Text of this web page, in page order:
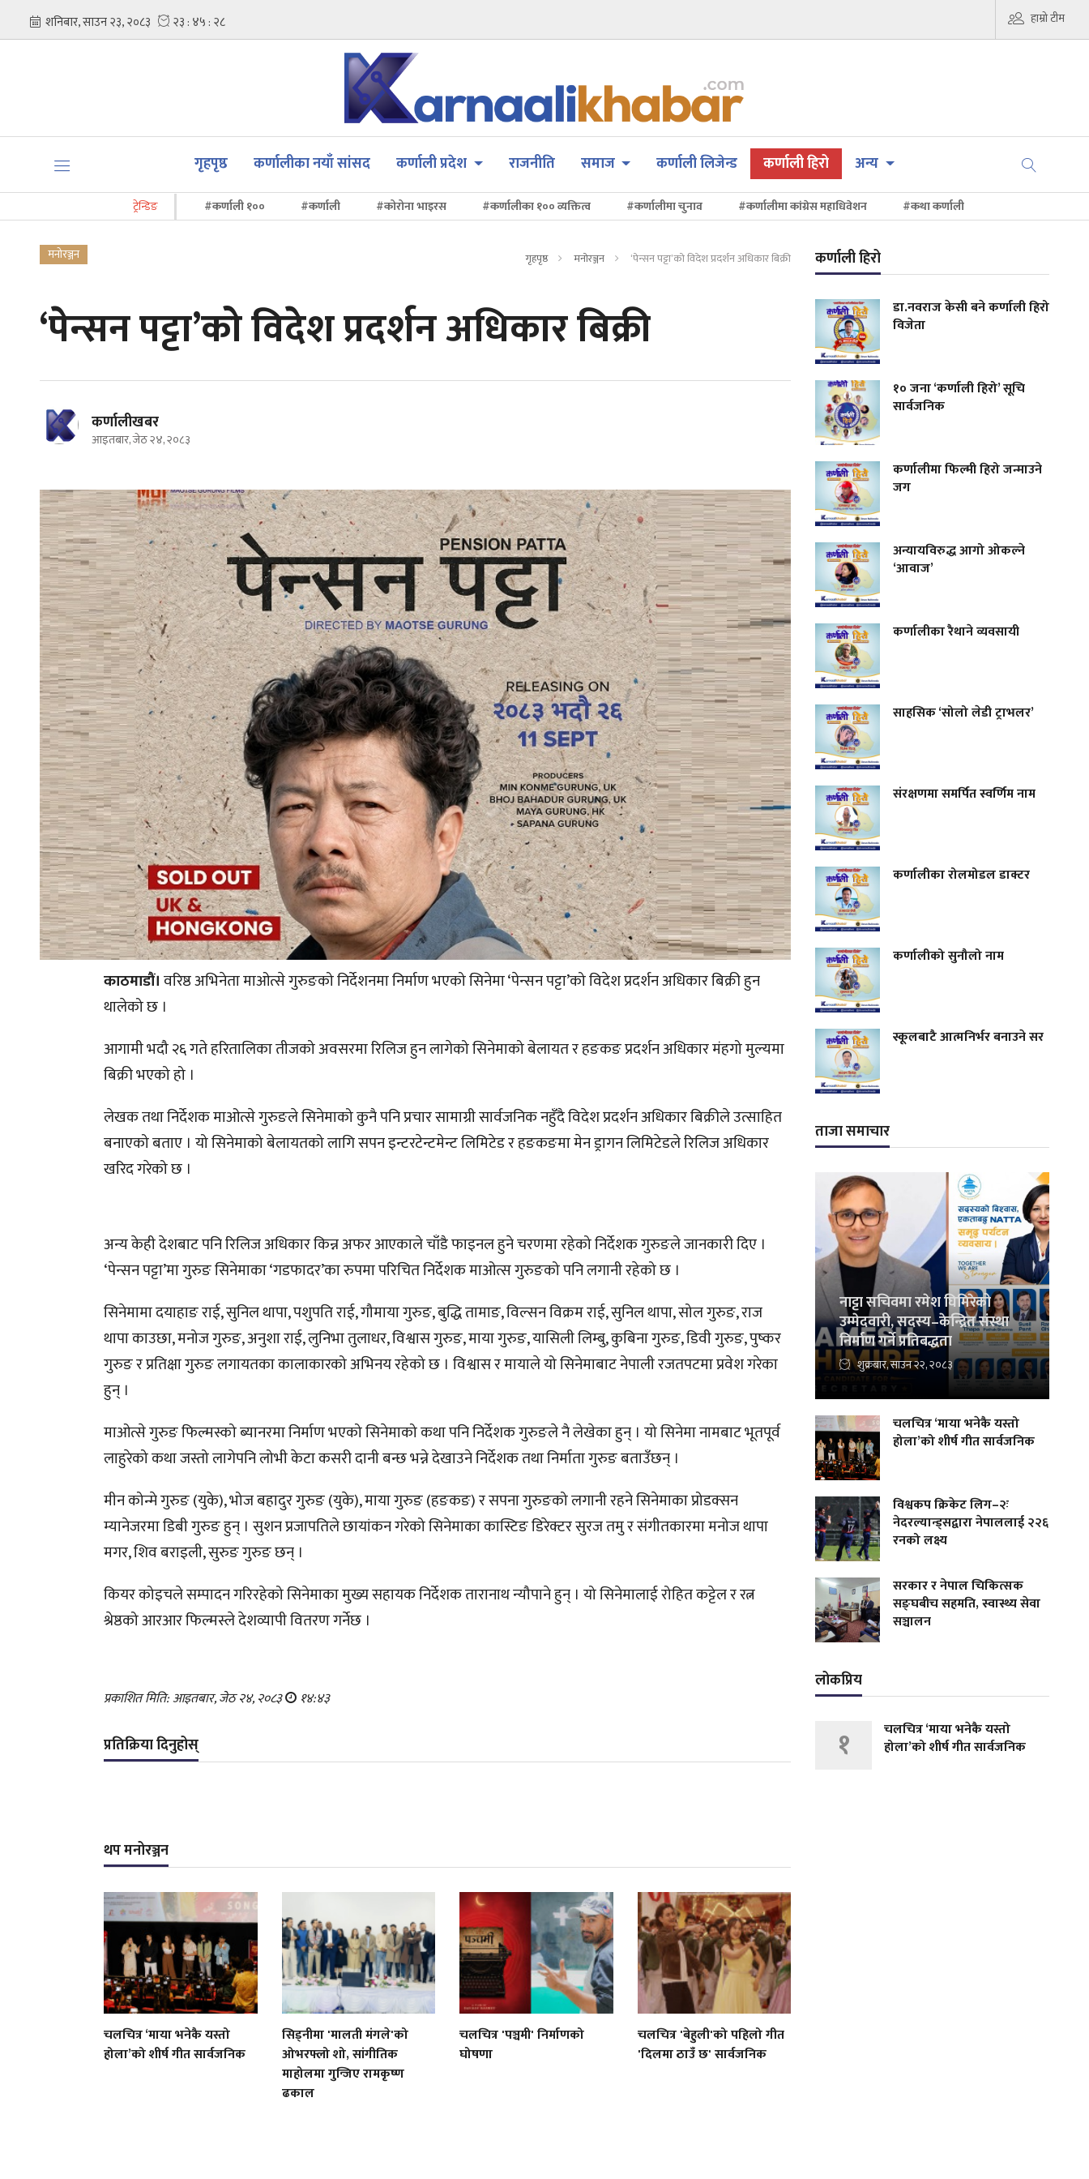
हाम्रो टीम
गृहपृष्ठ कर्णालीका नयाँ सांसद कर्णाली प्रदेश राजनीति समाज कर्णाली लिजेन्ड कर्णाली हिरो अन्य
ट्रेन्डिङ #कर्णाली १०० #कर्णाली #कोरोना भाइरस #कर्णालीका १०० व्यक्तित्व #कर्णालीमा चुनाव #कर्णालीमा कांग्रेस महाधिवेशन #कथा कर्णाली
मनोरञ्जन गृहपृष्ठ मनोरञ्जन ‘पेन्सन पट्टा’को विदेश प्रदर्शन अधिकार बिक्री
‘पेन्सन पट्टा’को विदेश प्रदर्शन अधिकार बिक्री
कर्णालीखबर
आइतबार, जेठ २४, २०८३
काठमाडौं।वरिष्ठ अभिनेता माओत्से गुरुङको निर्देशनमा निर्माण भएको सिनेमा ‘पेन्सन पट्टा’को विदेश प्रदर्शन अधिकार बिक्री हुन
थालेको छ ।
आगामी भदौ २६ गते हरितालिका तीजको अवसरमा रिलिज हुन लागेको सिनेमाको बेलायत र हङकङ प्रदर्शन अधिकार मंहगो मुल्यमा
बिक्री भएको हो ।
लेखक तथा निर्देशक माओत्से गुरुङले सिनेमाको कुनै पनि प्रचार सामाग्री सार्वजनिक नहुँदै विदेश प्रदर्शन अधिकार बिक्रीले उत्साहित
बनाएको बताए । यो सिनेमाको बेलायतको लागि सपन इन्टरटेन्टमेन्ट लिमिटेड र हङकङमा मेन ड्रागन लिमिटेडले रिलिज अधिकार
खरिद गरेको छ ।
अन्य केही देशबाट पनि रिलिज अधिकार किन्न अफर आएकाले चाँडै फाइनल हुने चरणमा रहेको निर्देशक गुरुङले जानकारी दिए ।
‘पेन्सन पट्टा’मा गुरुङ सिनेमाका ‘गडफादर’का रुपमा परिचित निर्देशक माओत्स गुरुङको पनि लगानी रहेको छ ।
सिनेमामा दयाहाङ राई, सुनिल थापा, पशुपति राई, गौमाया गुरुङ, बुद्धि तामाङ, विल्सन विक्रम राई, सुनिल थापा, सोल गुरुङ, राज
थापा काउछा, मनोज गुरुङ, अनुशा राई, लुनिभा तुलाधर, विश्वास गुरुङ, माया गुरुङ, यासिली लिम्बु, कुबिना गुरुङ, डिवी गुरुङ, पुष्कर
गुरुङ र प्रतिक्षा गुरुङ लगायतका कालाकारको अभिनय रहेको छ । विश्वास र मायाले यो सिनेमाबाट नेपाली रजतपटमा प्रवेश गरेका
हुन् ।
माओत्से गुरुङ फिल्मस्को ब्यानरमा निर्माण भएको सिनेमाको कथा पनि निर्देशक गुरुङले नै लेखेका हुन् । यो सिनेमा नामबाट भूतपूर्व
लाहुरेको कथा जस्तो लागेपनि लोभी केटा कसरी दानी बन्छ भन्ने देखाउने निर्देशक तथा निर्माता गुरुङ बताउँछन् ।
मीन कोन्मे गुरुङ (युके), भोज बहादुर गुरुङ (युके), माया गुरुङ (हङकङ) र सपना गुरुङको लगानी रहने सिनेमाका प्रोडक्सन
म्यानेजरमा डिबी गुरुङ हुन् । सुशन प्रजापतिले छायांकन गरेको सिनेमाका कास्टिङ डिरेक्टर सुरज तमु र संगीतकारमा मनोज थापा
मगर, शिव बराइली, सुरुङ गुरुङ छन् ।
कियर कोइचले सम्पादन गरिरहेको सिनेमाका मुख्य सहायक निर्देशक तारानाथ न्यौपाने हुन् । यो सिनेमालाई रोहित कट्टेल र रत्न
श्रेष्ठको आरआर फिल्मस्ले देशव्यापी वितरण गर्नेछ ।
प्रकाशित मिति: आइतबार, जेठ २४, २०८३ १४:४३
प्रतिक्रिया दिनुहोस्
थप मनोरञ्जन
चलचित्र ‘माया भनेकै यस्तो
होला’को शीर्ष गीत सार्वजनिक
सिड्नीमा 'मालती मंगले'को
ओभरफ्लो शो, सांगीतिक
माहोलमा गुन्जिए रामकृष्ण
ढकाल
चलचित्र 'पञ्चमी' निर्माणको
घोषणा
चलचित्र 'बेहुली'को पहिलो गीत
'दिलमा ठाउँ छ' सार्वजनिक
कर्णाली हिरो
डा.नवराज केसी बने कर्णाली हिरो
विजेता
१० जना ‘कर्णाली हिरो’ सूचि
सार्वजनिक
कर्णालीमा फिल्मी हिरो जन्माउने
जग
अन्यायविरुद्ध आगो ओकल्ने
‘आवाज’
कर्णालीका रैथाने व्यवसायी
साहसिक ‘सोलो लेडी ट्राभलर’
संरक्षणमा समर्पित स्वर्णिम नाम
कर्णालीका रोलमोडल डाक्टर
कर्णालीको सुनौलो नाम
स्कूलबाटै आत्मनिर्भर बनाउने सर
ताजा समाचार
नाट्टा सचिवमा रमेश घिमिरेको
उम्मेदवारी, सदस्य–केन्द्रित संस्था
निर्माण गर्ने प्रतिबद्धता
शुक्रबार, साउन २२, २०८३
चलचित्र ‘माया भनेकै यस्तो
होला’को शीर्ष गीत सार्वजनिक
विश्वकप क्रिकेट लिग–२ः
नेदरल्यान्ड्सद्वारा नेपाललाई २२६
रनको लक्ष्य
सरकार र नेपाल चिकित्सक
सङ्घबीच सहमति, स्वास्थ्य सेवा
सञ्चालन
लोकप्रिय
१
चलचित्र ‘माया भनेकै यस्तो
होला’को शीर्ष गीत सार्वजनिक